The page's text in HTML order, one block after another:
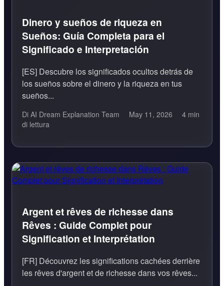
Dinero y sueños de riqueza en
Sueños: Guía Completa para el
Significado e Interpretación
[ES] Descubre los significados ocultos detrás de
los sueños sobre el dinero y la riqueza en tus
sueños...
Di AI Dream Explanation Team May 11, 2026
4 min
di lettura
Argent et rêves de richesse dans
Rêves : Guide Complet pour
Signification et Interprétation
[FR] Découvrez les significations cachées derrière
les rêves d'argent et de richesse dans vos rêves...